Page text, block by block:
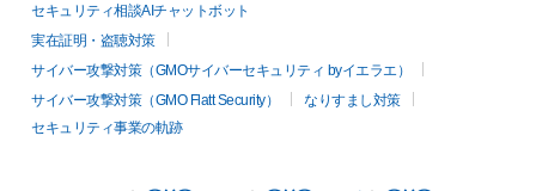
セキュリティ相談AIチャットボット
実在証明・盗聴対策
サイバー攻撃対策（GMOサイバーセキュリティ byイエラエ）
サイバー攻撃対策（GMO Flatt Security）
なりすまし対策
セキュリティ事業の軌跡